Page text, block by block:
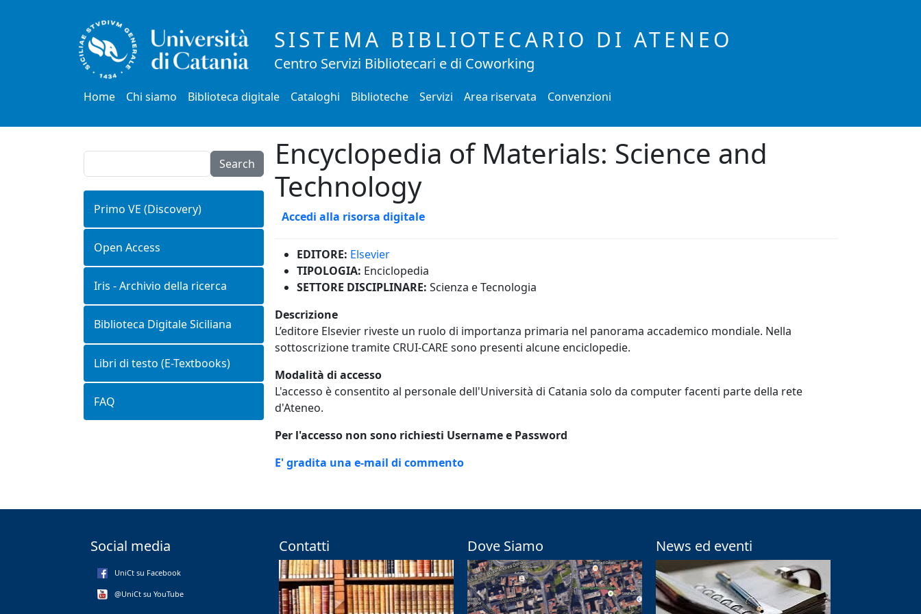
SISTEMA BIBLIOTECARIO DI ATENEO
Centro Servizi Bibliotecari e di Coworking
Main menu
Home Chi siamo Biblioteca digitale Cataloghi Biblioteche Servizi Area riservata Convenzioni
Primo VE (Discovery)
Open Access
Iris - Archivio della ricerca
Biblioteca Digitale Siciliana
Libri di testo (E-Textbooks)
FAQ
Encyclopedia of Materials: Science and
Technology
Accedi alla risorsa digitale
EDITORE: Elsevier
TIPOLOGIA: Enciclopedia
SETTORE DISCIPLINARE: Scienza e Tecnologia
Descrizione
L’editore Elsevier riveste un ruolo di importanza primaria nel panorama accademico mondiale. Nella
sottoscrizione tramite CRUI-CARE sono presenti alcune enciclopedie.
Modalità di accesso
L'accesso è consentito al personale dell'Università di Catania solo da computer facenti parte della rete
d'Ateneo.
Per l'accesso non sono richiesti Username e Password
E' gradita una e-mail di commento
Social media
UniCt su Facebook
@UniCt su YouTube
Contatti Dove Siamo News ed eventi